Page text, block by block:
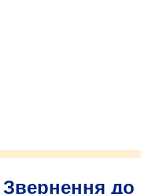
Звернення до